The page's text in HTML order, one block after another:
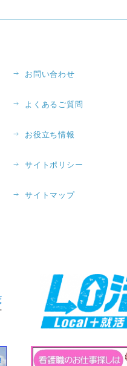
お問い合わせ
よくあるご質問
お役立ち情報
サイトポリシー
サイトマップ